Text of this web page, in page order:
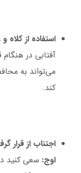
استفاده از کلاه
آفتابی در
می‌تواند به
کند.
اجتناب از قرار
اوج: سعی کنید